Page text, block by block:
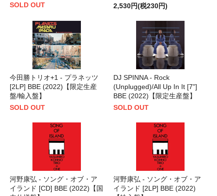
SOLD OUT
2,530円(税230円)
今田勝トリオ+1 - プラネッツ
[2LP] BBE (2022)【限定生産
盤/輸入盤】
SOLD OUT
DJ SPINNA - Rock
(Unplugged)/All Up In It [7"]
BBE (2022)【限定生産盤】
SOLD OUT
河野康弘 - ソング・オブ・ア
イランド [CD] BBE (2022)【国
河野康弘 - ソング・オブ・ア
イランド [2LP] BBE (2022)